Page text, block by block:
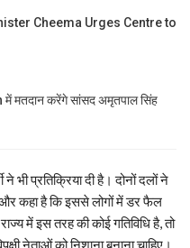
Cheema Urges Centre to
मतदान करेंगे सांसद अमृतपाल सिंह
भी प्रतिक्रिया दी है। दोनों दलों ने
और कहा है कि इससे लोगों में डर फैल
में इस तरह की कोई गतिविधि है, तो
नेताओं को निशाना बनाना चाहिए।